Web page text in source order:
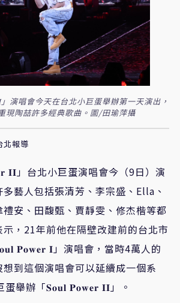
演唱會今天在台北小巨蛋舉辦第一天演出，
現陶喆許多經典歌曲。圖/田瑜萍攝
北報導
𝐈𝐈」台北小巨蛋演唱會今（9日）演
藝人包括張清芳、李宗盛、 Ella 、
安、田馥甄、賈靜雯、修杰楷等都
， 21年前他在隔壁改建前的台北市
𝐏𝐨𝐰𝐞𝐫 𝐈」演唱會，當時4萬人的
到這個演唱會可以延續成一個系
蛋舉辦「𝐒𝐨𝐮𝐥 𝐏𝐨𝐰𝐞𝐫 𝐈𝐈」。